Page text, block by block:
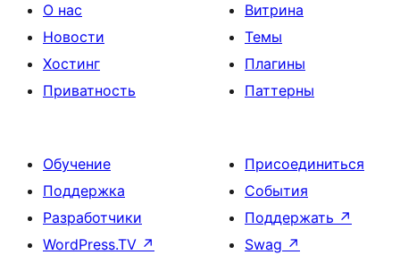
О нас
Новости
Хостинг
Приватность
Витрина
Темы
Плагины
Паттерны
Обучение
Поддержка
Разработчики
WordPress.TV ↗
Присоединиться
События
Поддержать ↗
Swag ↗